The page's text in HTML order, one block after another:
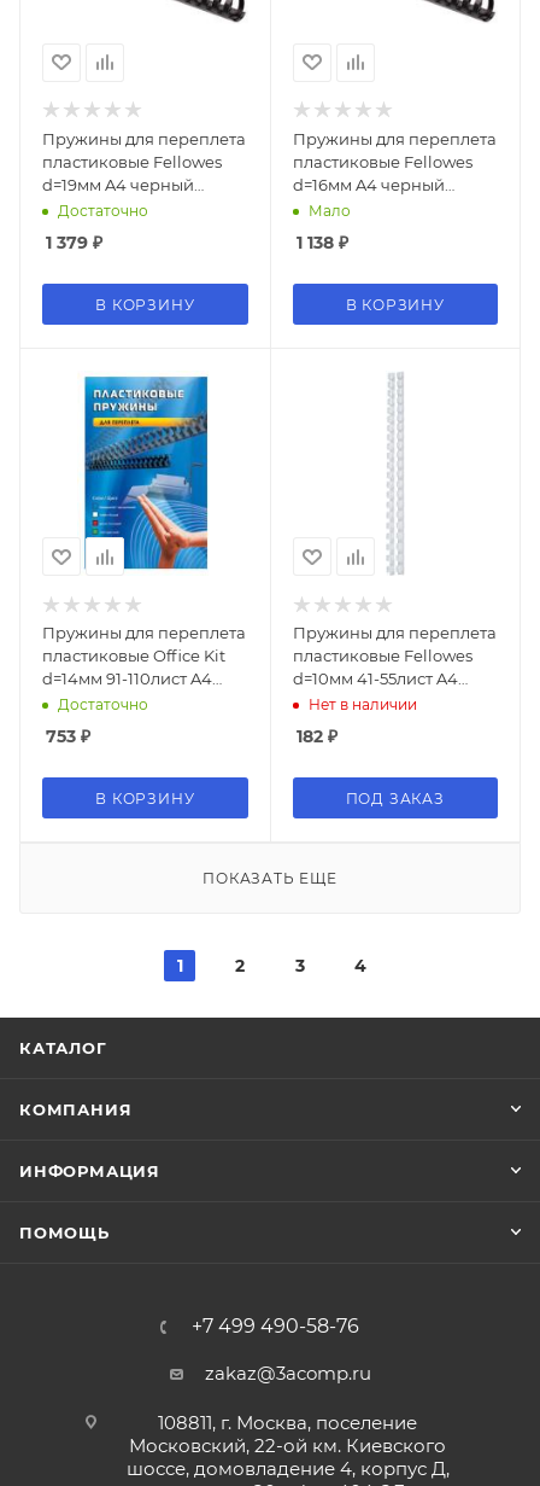
Пружины для переплета
пластиковые Fellowes
d=19мм A4 черный
(100шт) Lamirel LA-
Достаточно
1 379 ₽
В КОРЗИНУ
Пружины для переплета
пластиковые Fellowes
d=16мм A4 черный
(100шт) Lamirel LA-
Мало
1 138₽
В КОРЗИНУ
Пружины для переплета
пластиковые Office Kit
d=14мм 91-110лист A4
белый (100шт) BP2041
Достаточно
753 ₽
В КОРЗИНУ
Пружины для переплета
пластиковые Fellowes
d=10мм 41-55лист A4
белый (25шт) CRC-53308
Нет в наличии
182₽
ПОД ЗАКАЗ
ПОКАЗАТЬ ЕЩЕ
1 2 3 4
КАТАЛОГ
КОМПАНИЯ
ИНФОРМАЦИЯ
ПОМОЩЬ
+7 499 490-58-76
zakaz@3acomp.ru
108811, г. Москва, поселение
Московский, 22-ой км. Киевского
шоссе, домовладение 4, корпус Д,